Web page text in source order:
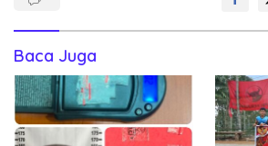
Baca Juga